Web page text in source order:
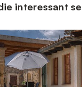
interessant